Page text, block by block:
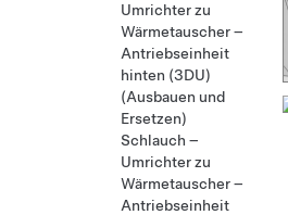
Umrichter zu
Wärmetauscher –
Antriebseinheit
hinten (3DU)
(Ausbauen und
Ersetzen)
Schlauch –
Umrichter zu
Wärmetauscher –
Antriebseinheit